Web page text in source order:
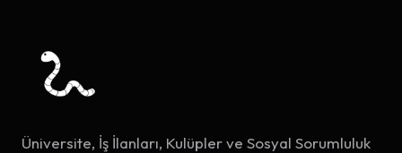
Üniversite, İş İlanları, Kulüpler ve Sosyal Sorumluluk